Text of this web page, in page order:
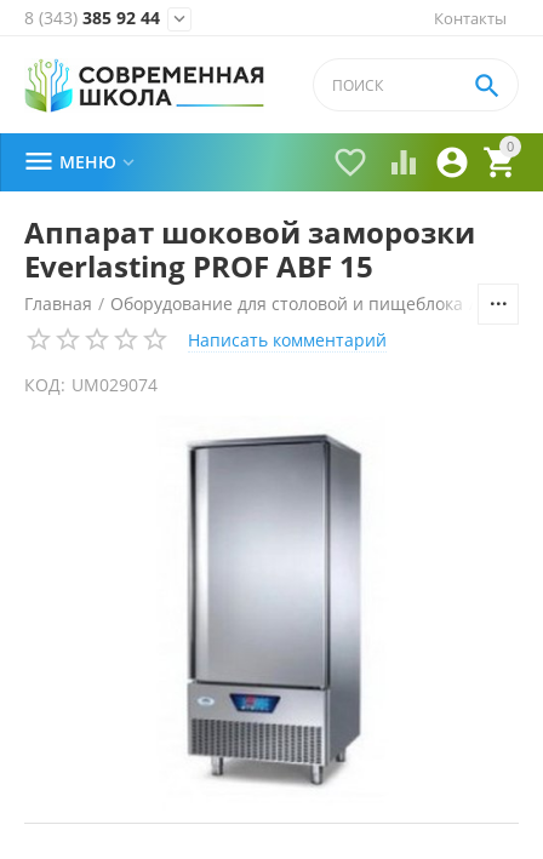
Контакты
8 (343) 385 92 44 
0


 

 МЕНЮ 
Аппарат шоковой заморозки
Everlasting PROF ABF 15
Главная / Оборудование для столовой и пищеблока
Написать комментарий
КОД: UM029074